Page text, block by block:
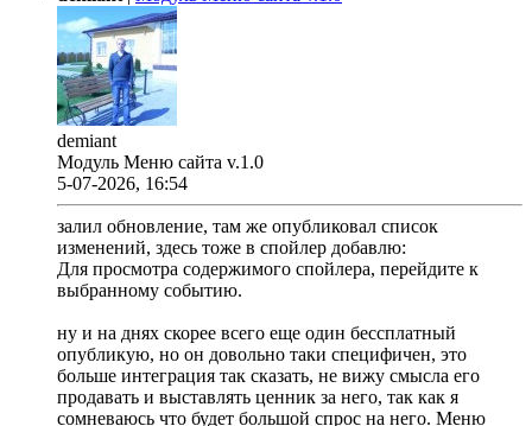
demiant
Модуль Меню сайта v.1.0
5-07-2026, 16:54
залил обновление, там же опубликовал список
изменений, здесь тоже в спойлер добавлю:
Для просмотра содержимого спойлера, перейдите к
выбранному событию.
ну и на днях скорее всего еще один бессплатный
опубликую, но он довольно таки специфичен, это
больше интеграция так сказать, не вижу смысла его
продавать и выставлять ценник за него, так как я
сомневаюсь что будет большой спрос на него. Меню